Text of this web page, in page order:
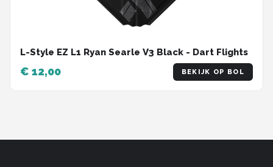
L-Style EZ L1 Ryan Searle V3 Black - Dart Flights
€ 12,00 BEKIJK OP BOL